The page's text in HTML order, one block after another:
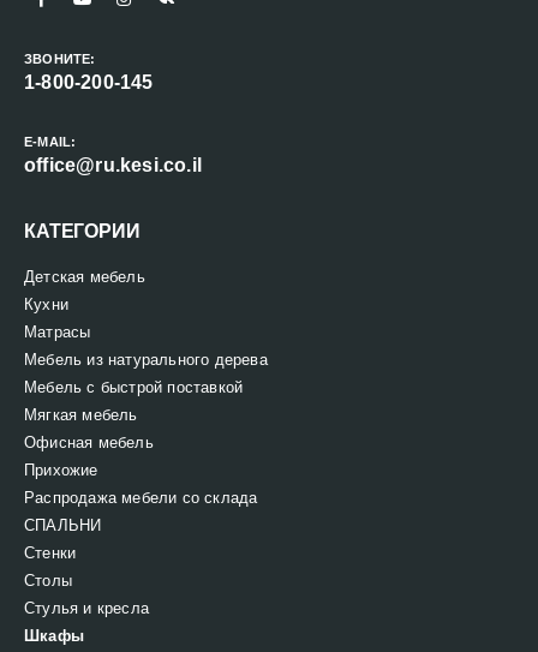
ЗВОНИТЕ:
1-800-200-145
E-MAIL:
office@ru.kesi.co.il
КАТЕГОРИИ
Детская мебель
Кухни
Матрасы
Мебель из натурального дерева
Мебель с быстрой поставкой
Мягкая мебель
Офисная мебель
Прихожие
Распродажа мебели со склада
СПАЛЬНИ
Стенки
Столы
Стулья и кресла
Шкафы